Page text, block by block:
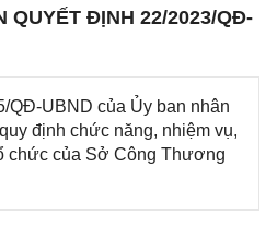
QUYẾT ĐỊNH 22/2023/QĐ-
QĐ-UBND của Ủy ban nhân
định chức năng, nhiệm vụ,
chức của Sở Công Thương